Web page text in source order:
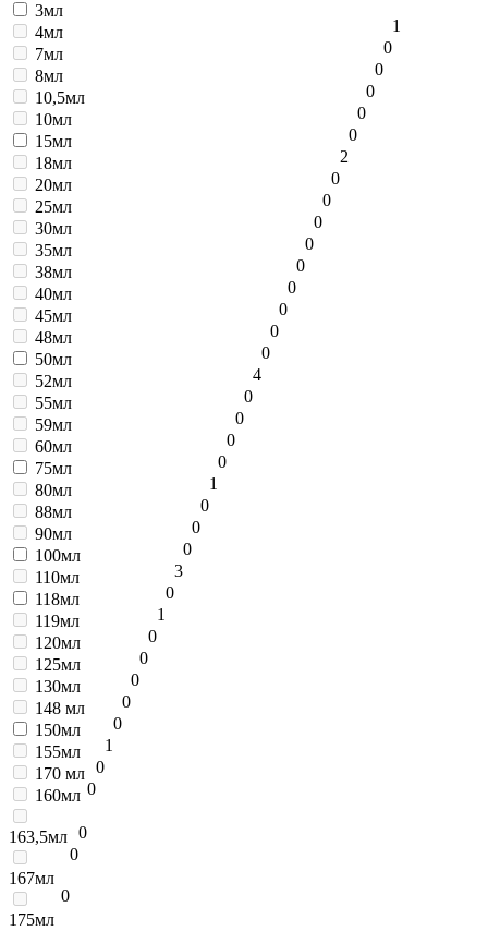
3мл
1
4мл
0
7мл
0
8мл
0
10,5мл
0
10мл
0
15мл
2
18мл
0
20мл
0
25мл
0
30мл
0
35мл
0
38мл
0
40мл
0
45мл
0
48мл
0
50мл
4
52мл
0
55мл
0
59мл
0
60мл
0
75мл
1
80мл
0
88мл
0
90мл
0
100мл
3
110мл
0
118мл
1
119мл
0
120мл
0
125мл
0
130мл
0
148 мл
0
150мл
1
155мл
0
170 мл
0
160мл
0
163,5мл
0
167мл
0
175мл